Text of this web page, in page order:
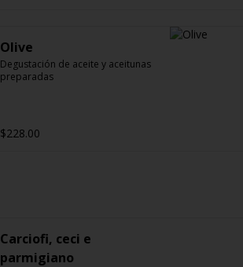
Olive
Degustación de aceite y aceitunas
preparadas
$228.00
Carciofi, ceci e
parmigiano